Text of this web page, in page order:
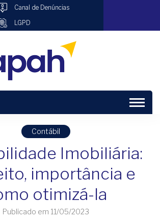
Canal de Denúncias
LGPD
Contábil
Imobiliária:
importância e
otimizá-la
Publicado em 11/05/2023